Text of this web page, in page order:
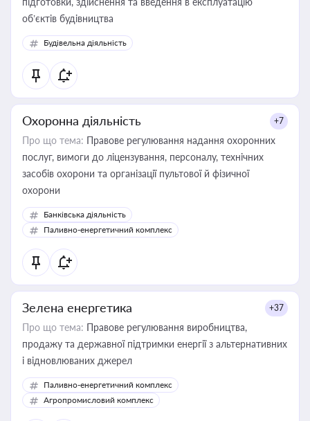
об’єктів будівництва
Будівельна діяльність
Охоронна діяльність +7
Про що тема: Правове регулювання надання охоронних
послуг, вимоги до ліцензування, персоналу, технічних
засобів охорони та організації пультової й фізичної
охорони
Банківська діяльність
Паливно-енергетичний комплекс
Зелена енергетика +37
Про що тема: Правове регулювання виробництва,
продажу та державної підтримки енергії з альтернативних
і відновлюваних джерел
Паливно-енергетичний комплекс
Агропромисловий комплекс